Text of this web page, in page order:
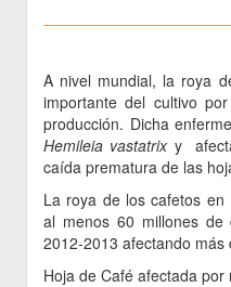
A nivel mundial, la roya
importante del cultivo
producción. Dicha
Hemileia vastatrixy
caída prematura de las
La roya de los cafetos
al menos 60 millones de
2012-2013 afectando más
Hoja de Café afectada por